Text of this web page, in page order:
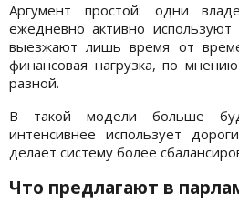
Аргумент простой: одни
ежедневно активно используют
выезжают лишь время от
финансовая нагрузка, по
разной.
В такой модели больше
интенсивнее использует
делает систему более
Что предлагают в